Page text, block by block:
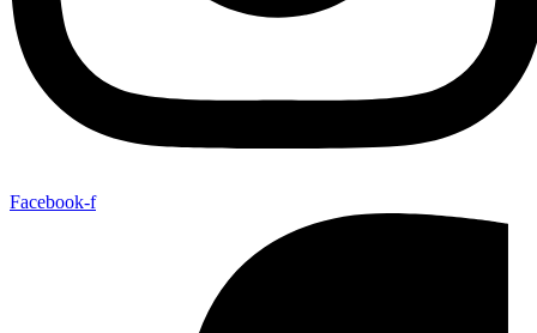
Facebook-f